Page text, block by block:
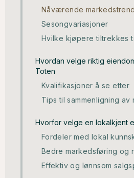
Nåværende
Sesongvariasjoner
Hvilke kjøpere tiltrekkes
Hvordan velge riktig
Toten
Kvalifikasjoner å se etter
Tips til sammenligning av
Hvorfor velge en lokalkjent
Fordeler med lokal
Bedre markedsføring og
Effektiv og lønnsom